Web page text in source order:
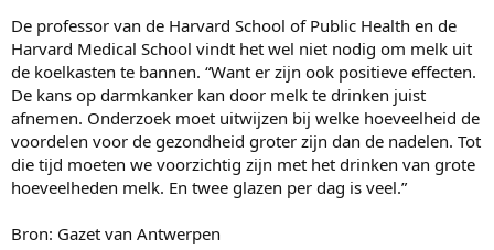
De professor van de Harvard School of Public Health en de
Harvard Medical School vindt het wel niet nodig om melk uit
de koelkasten te bannen. “Want er zijn ook positieve effecten.
De kans op darmkanker kan door melk te drinken juist
afnemen. Onderzoek moet uitwijzen bij welke hoeveelheid de
voordelen voor de gezondheid groter zijn dan de nadelen. Tot
die tijd moeten we voorzichtig zijn met het drinken van grote
hoeveelheden melk. En twee glazen per dag is veel.”
Bron: Gazet van Antwerpen